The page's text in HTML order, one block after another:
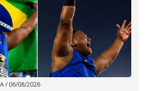
/ 06/08/2026